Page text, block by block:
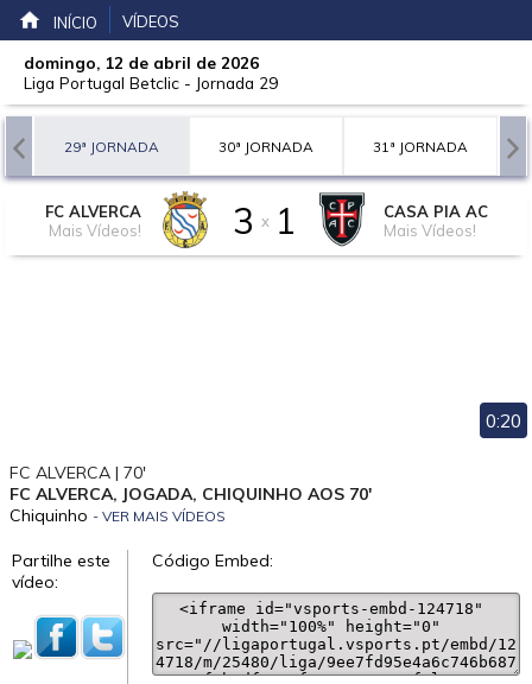
INÍCIO VÍDEOS
domingo, 12 de abril de 2026
Liga Portugal Betclic - Jornada 29
29ª JORNADA 30ª JORNADA 31ª JORNADA
FC ALVERCA
Mais Vídeos!
3 x 1
CASA PIA AC
Mais Vídeos!
0:20
FC ALVERCA | 70'
FC ALVERCA, JOGADA, CHIQUINHO AOS 70'
Chiquinho - VER MAIS VÍDEOS
Partilhe este
vídeo:
Código Embed: